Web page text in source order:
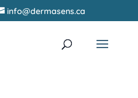
info@dermasens.ca